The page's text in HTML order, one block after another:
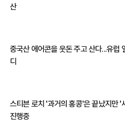
산
중국산 에어콘을 웃돈 주고 산다...유럽
디
스티븐 로치 '과거의 홍콩'은 끝났지만 '
진행중